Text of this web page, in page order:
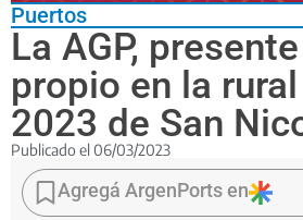
Puertos
La AGP,
propio en la
2023 de San
Publicado el 06/03/2023
La
exposición
se
Agregá ArgenPorts en